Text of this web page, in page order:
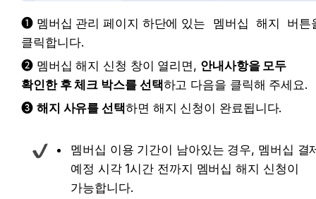
❶ 멤버십 관리 페이지 하단에 있는 멤버십 해지
버튼
클릭합니다.
❷ 멤버십 해지 신청 창이 열리면, 안내사항을 모두
확인한 후 체크 박스를 선택하고 다음을 클릭해 주세요.
❸ 해지 사유를 선택하면 해지 신청이 완료됩니다.
멤버십 이용 기간이 남아있는 경우, 멤버십 결
예정 시각 1시간 전까지 멤버십 해지 신청이
가능합니다.